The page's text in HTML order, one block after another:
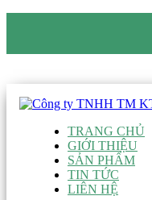
TRANG CHỦ
GIỚI THIỆU
SẢN PHẨM
TIN TỨC
LIÊN HỆ